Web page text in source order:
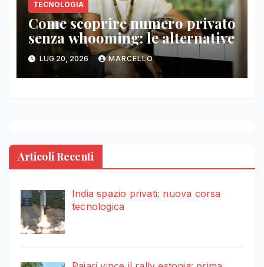
TECNOLOGIA
Come scoprire numero privato
senza whooming: le alternative
LUG 20, 2026 MARCELLO
Articoli Recenti
India spazio privati: nuova corsa
tecnologica